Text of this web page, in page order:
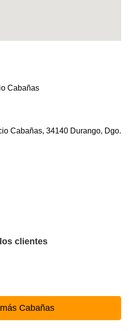
Cabañas
Cabañas, 34140 Durango, Dgo.
clientes
Cabañas